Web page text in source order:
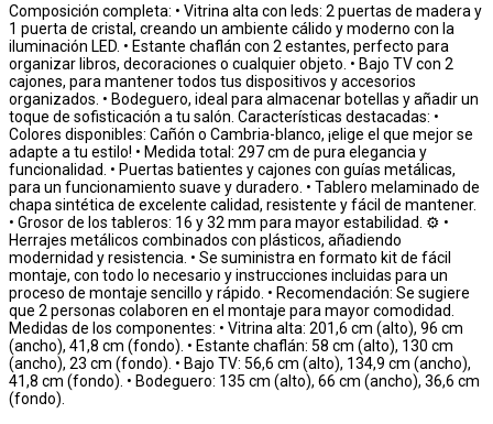
Composición completa: • Vitrina alta con leds: 2 puertas de madera y
1 puerta de cristal, creando un ambiente cálido y moderno con la
iluminación LED. • Estante chaflán con 2 estantes, perfecto para
organizar libros, decoraciones o cualquier objeto. • Bajo TV con 2
cajones, para mantener todos tus dispositivos y accesorios
organizados. • Bodeguero, ideal para almacenar botellas y añadir un
toque de sofisticación a tu salón. Características destacadas: •
Colores disponibles: Cañón o Cambria-blanco, ¡elige el que mejor se
adapte a tu estilo! • Medida total: 297 cm de pura elegancia y
funcionalidad. • Puertas batientes y cajones con guías metálicas,
para un funcionamiento suave y duradero. • Tablero melaminado de
chapa sintética de excelente calidad, resistente y fácil de mantener.
• Grosor de los tableros: 16 y 32 mm para mayor estabilidad. ⚙️ •
Herrajes metálicos combinados con plásticos, añadiendo
modernidad y resistencia. • Se suministra en formato kit de fácil
montaje, con todo lo necesario y instrucciones incluidas para un
proceso de montaje sencillo y rápido. • Recomendación: Se sugiere
que 2 personas colaboren en el montaje para mayor comodidad.
Medidas de los componentes: • Vitrina alta: 201,6 cm (alto), 96 cm
(ancho), 41,8 cm (fondo). • Estante chaflán: 58 cm (alto), 130 cm
(ancho), 23 cm (fondo). • Bajo TV: 56,6 cm (alto), 134,9 cm (ancho),
41,8 cm (fondo). • Bodeguero: 135 cm (alto), 66 cm (ancho), 36,6 cm
(fondo).